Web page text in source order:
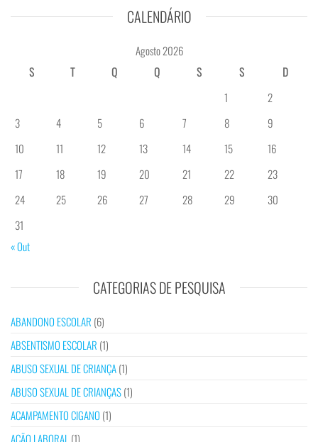
CALENDÁRIO
Agosto 2026
S
T Q Q S S
D
1
2
3
4 5 6 7 8
9
10
11 12 13 14 15
16
17
18 19 20 21 22
23
24
25 26 27 28 29
30
31
« Out
CATEGORIAS DE PESQUISA
ABANDONO ESCOLAR (6)
ABSENTISMO ESCOLAR (1)
ABUSO SEXUAL DE CRIANÇA(1)
ABUSO SEXUAL DE CRIANÇAS(1)
ACAMPAMENTO CIGANO (1)
AÇÃO LABORAL (1)